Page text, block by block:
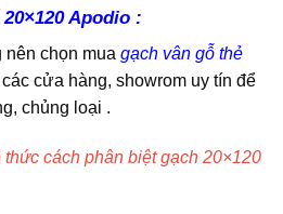
Apodio :
chọn mua gạch vân gỗ thẻ
cửa hàng, showrom uy tín để
chủng loại .
thức cách phân biệt gạch 20×120